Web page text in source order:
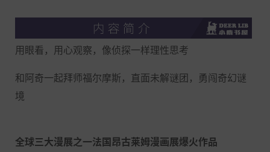
用眼看，用心观察，像侦探一样理性思考
和阿奇一起拜师福尔摩斯，直面未解谜团，勇闯奇幻谜
境
全球三大漫展之一法国昂古莱姆漫画展爆火作品